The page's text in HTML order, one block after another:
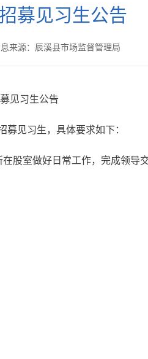
募见习生公告
来源：辰溪县市场监督管理局
见习生公告
见习生，具体要求如下：
股室做好日常工作，完成领导